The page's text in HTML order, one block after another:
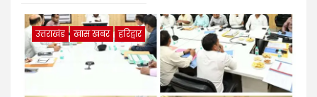
उत्तराखंड खास खबर हरिद्वार